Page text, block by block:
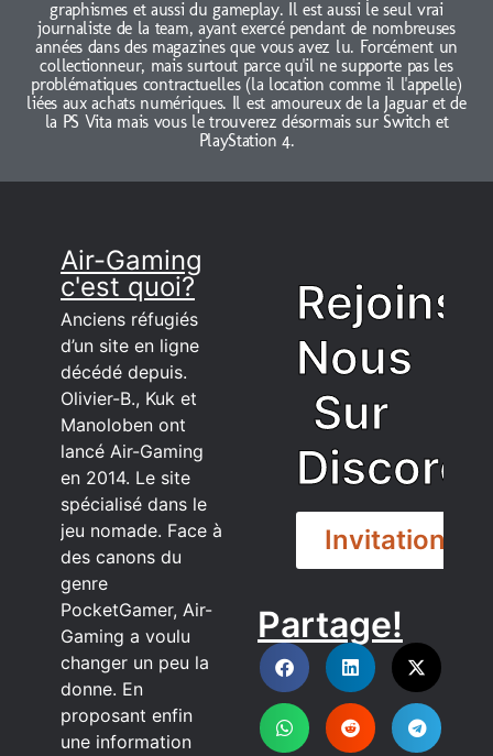
graphismes et aussi du gameplay. Il est aussi le seul vrai
journaliste de la team, ayant exercé pendant de nombreuses
années dans des magazines que vous avez lu. Forcément un
collectionneur, mais surtout parce qu'il ne supporte pas les
problématiques contractuelles (la location comme il l'appelle)
liées aux achats numériques. Il est amoureux de la Jaguar et de
la PS Vita mais vous le trouverez désormais sur Switch et
PlayStation 4.
Air-Gaming
c'est quoi?
Anciens réfugiés
d’un site en ligne
décédé depuis.
Olivier-B., Kuk et
Manoloben ont
lancé Air-Gaming
en 2014. Le site
spécialisé dans le
jeu nomade. Face à
des canons du
genre
PocketGamer, Air-
Gaming a voulu
changer un peu la
donne. En
proposant enfin
une information
Rejoins
Nous
Sur
Discord
Invitation
DISCORD
Partage!